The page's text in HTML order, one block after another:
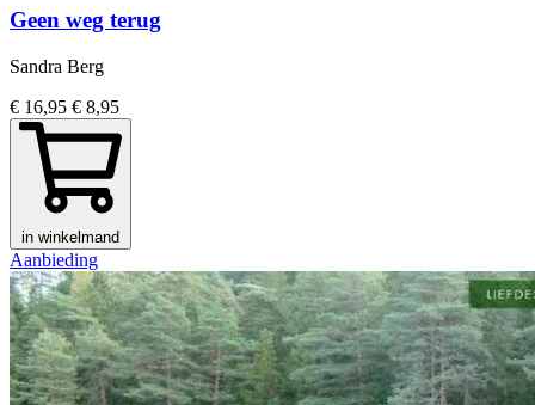
Geen weg terug
Sandra Berg
€ 16,95 € 8,95
in winkelmand
Aanbieding